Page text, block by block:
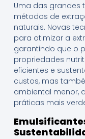
Uma das grandes
métodos de
naturais. Novas
para otimizar a
garantindo que o
propriedades
eficientes e
custos, mas
ambiental menor,
práticas mais